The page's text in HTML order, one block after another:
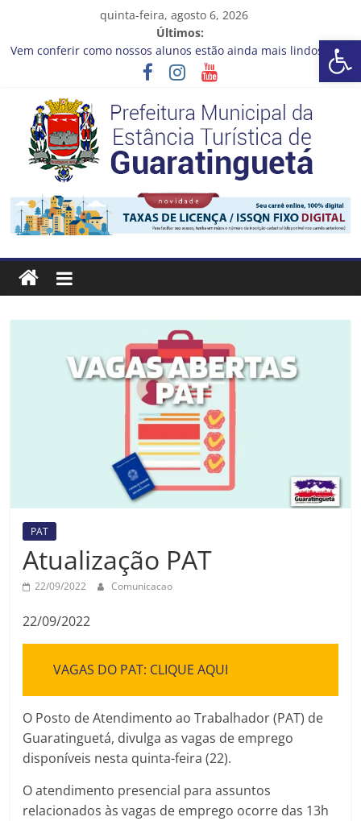
Barra de Ferramentas Aberta
quinta-feira, agosto 6, 2026
Últimos:
Vem conferir como nossos alunos estão ainda mais lindos!
Guaratinguetá realizará ação de vacinação contra a Febre
Amarela na região da Rocinha
Capacitação e inovação para uma gestão pública mais
eficiente!
NOVO CURSO no Qualifica Guará 2026!
Prefeitura de Guaratinguetá entrega revitalização da Praça
Coelho Neto
Prefeitura
Estância
Turística
Guaratinguetá
Prefeitura
PAT
Atualização PAT
22/09/2022 Comunicacao
22/09/2022
VAGAS DO PAT: CLIQUE AQUI
O Posto de Atendimento ao Trabalhador (PAT) de
Guaratinguetá, divulga as vagas de emprego
disponíveis nesta quinta-feira (22).
Oatendimento presencial para assuntos
relacionados às vagas de emprego ocorre das 13h